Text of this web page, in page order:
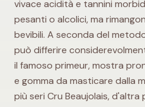
vivace acidità e tannini
pesanti o alcolici, ma
bevibili. A seconda del
può differire
il famoso primeur, mostra
e gomma da masticare dalla
più seri Cru Beaujolais,